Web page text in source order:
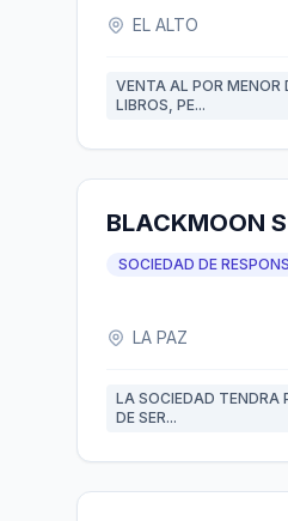
EL ALTO
VENTA AL POR MENOR
LIBROS, PE...
BLACKMOON
SOCIEDAD DE
LA PAZ
LA SOCIEDAD TENDRA
DE SER...